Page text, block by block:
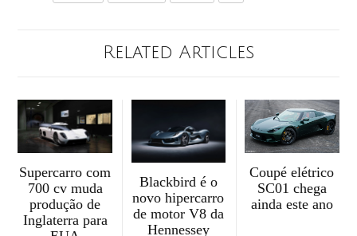
Related Articles
Supercarro com
700 cv muda
produção de
Inglaterra para
Blackbird é o
novo hipercarro
de motor V8 da
Hennessey
Coupé elétrico
SC01 chega
ainda este ano